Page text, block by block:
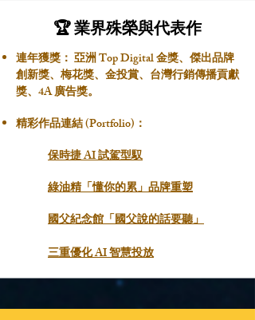
🏆 業界殊榮與代表作
連年獲獎： 亞洲 Top Digital 金獎、傑出品牌
創新獎、梅花獎、金投賞、台灣行銷傳播貢獻
獎、4A 廣告獎。
精彩作品連結 (Portfolio)：
保時捷 AI 試駕型馭
綠油精「懂你的累」品牌重塑
國父紀念館「國父說的話要聽」
三重優化 AI 智慧投放